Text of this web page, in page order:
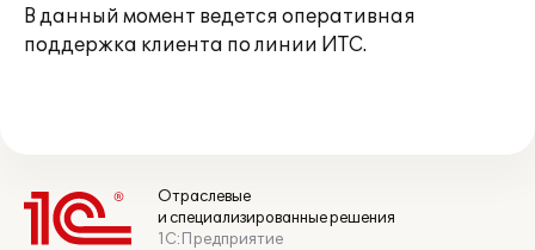
В данный момент ведется оперативная
поддержка клиента по линии ИТС.
Отраслевые
и специализированные решения
1С:Предприятие